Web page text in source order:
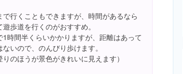
行くこともできますが、時間があるなら
歩道を行くのがおすすめ。
時間半くらいかかりますが、距離はあって
いので、のんびり歩けます。
りのほうが景色がきれいに見えます）